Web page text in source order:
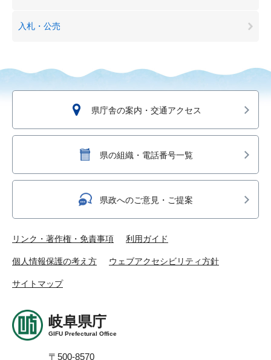
入札・公売
県庁舎の案内・交通アクセス
県の組織・電話番号一覧
県政へのご意見・ご提案
リンク・著作権・免責事項 利用ガイド
個人情報保護の考え方 ウェブアクセシビリティ方針
サイトマップ
岐阜県庁
GIFU Prefectural Office
〒500-8570